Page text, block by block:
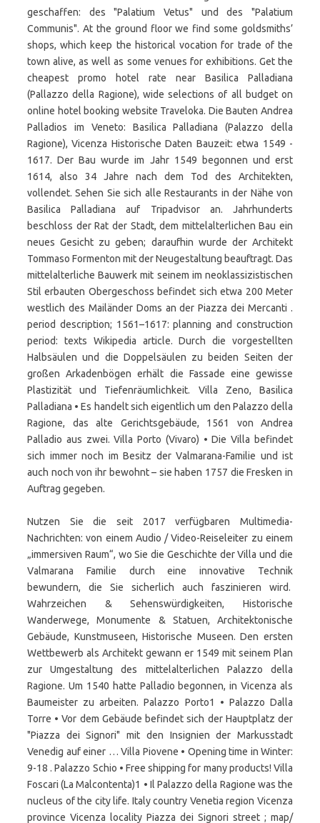
Nutzen Sie die seit 2017 verfügbaren Multimedia-
Nachrichten: von einem Audio / Video-Reiseleiter zu einem
„immersiven Raum“, wo Sie die Geschichte der Villa und die
Valmarana Familie durch eine innovative Technik
bewundern, die Sie sicherlich auch faszinieren wird.
Wahrzeichen & Sehenswürdigkeiten, Historische
Wanderwege, Monumente & Statuen, Architektonische
Gebäude, Kunstmuseen, Historische Museen. Den ersten
Wettbewerb als Architekt gewann er 1549 mit seinem Plan
zur Umgestaltung des mittelalterlichen Palazzo della
Ragione. Um 1540 hatte Palladio begonnen, in Vicenza als
Baumeister zu arbeiten. Palazzo Porto1 • Palazzo Dalla
Torre • Vor dem Gebäude befindet sich der Hauptplatz der
"Piazza dei Signori" mit den Insignien der Markusstadt
Venedig auf einer … Villa Piovene • Opening time in Winter:
9-18 . Palazzo Schio • Free shipping for many products! Villa
Foscari (La Malcontenta)1 • Il Palazzo della Ragione was the
nucleus of the city life. Italy country Venetia region Vicenza
province Vicenza locality Piazza dei Signori street ; map/